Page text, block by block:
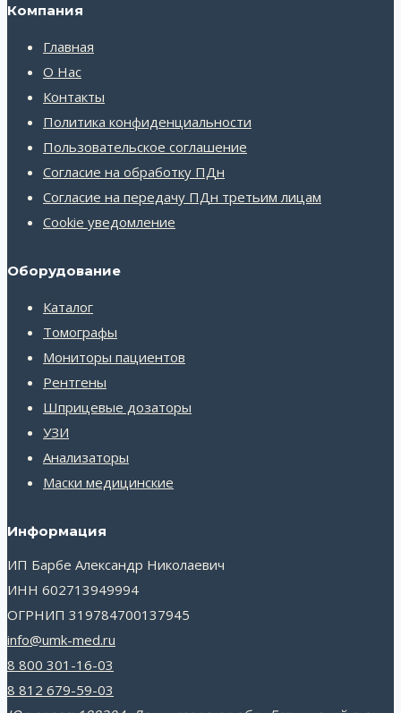
Компания
Главная
О Нас
Контакты
Политика конфиденциальности
Пользовательское соглашение
Согласие на обработку ПДн
Согласие на передачу ПДн третьим лицам
Cookie уведомление
Оборудование
Каталог
Томографы
Мониторы пациентов
Рентгены
Шприцевые дозаторы
УЗИ
Анализаторы
Маски медицинские
Информация
ИП Барбе Александр Николаевич
ИНН 602713949994
ОГРНИП 319784700137945
info@umk-med.ru
8 800 301-16-03
8 812 679-59-03